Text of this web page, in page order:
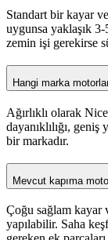
Standart bir kayar
uygunsa yaklaşık
zemin işi gerekirse
Hangi marka
Ağırlıklı olarak
dayanıklılığı, geniş
bir markadır.
Mevcut kapıma
Çoğu sağlam kayar
yapılabilir. Saha